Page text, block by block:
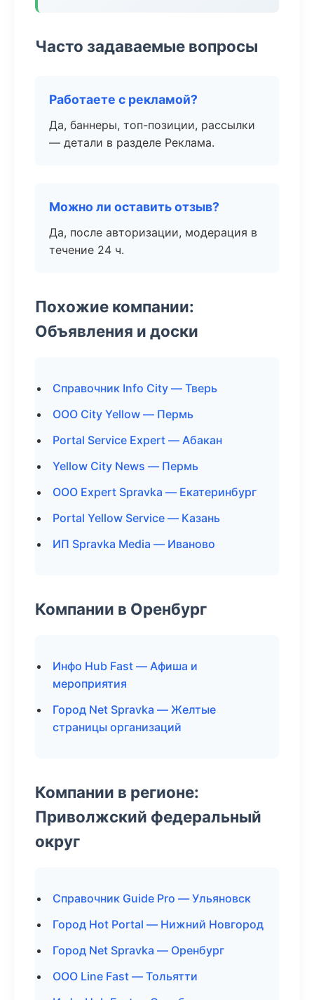
Часто задаваемые вопросы
Работаете с рекламой?
Да, баннеры, топ-позиции, рассылки
— детали в разделе Реклама.
Можно ли оставить отзыв?
Да, после авторизации, модерация в
течение 24 ч.
Похожие компании:
Объявления и доски
Справочник Info City — Тверь
ООО City Yellow — Пермь
Portal Service Expert — Абакан
Yellow City News — Пермь
ООО Expert Spravka — Екатеринбург
Portal Yellow Service — Казань
ИП Spravka Media — Иваново
Компании в Оренбург
Инфо Hub Fast — Афиша и
мероприятия
Город Net Spravka — Желтые
страницы организаций
Компании в регионе:
Приволжский федеральный
округ
Справочник Guide Pro — Ульяновск
Город Hot Portal — Нижний Новгород
Город Net Spravka — Оренбург
ООО Line Fast — Тольятти